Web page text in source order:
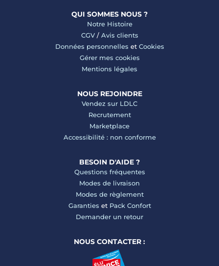
QUI SOMMES NOUS ?
Notre Histoire
CGV/ Avis clients
Données personnelles et Cookies
Gérer mes cookies
Mentions légales
NOUS REJOINDRE
Vendez sur LDLC
Recrutement
Marketplace
Accessibilité : non conforme
BESOIN D'AIDE ?
Questions fréquentes
Modes de livraison
Modes de règlement
Garanties et Pack Confort
Demander un retour
NOUS CONTACTER :